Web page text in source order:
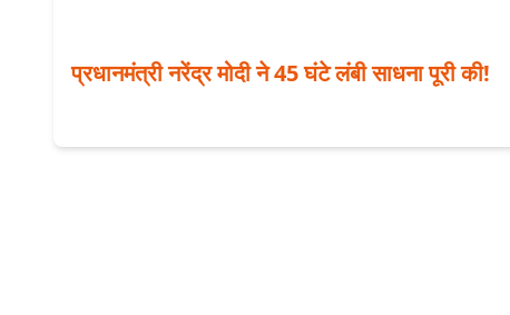
प्रधानमंत्री नरेंद्र मोदी ने 45 घंटे लंबी साधना पूरी की!